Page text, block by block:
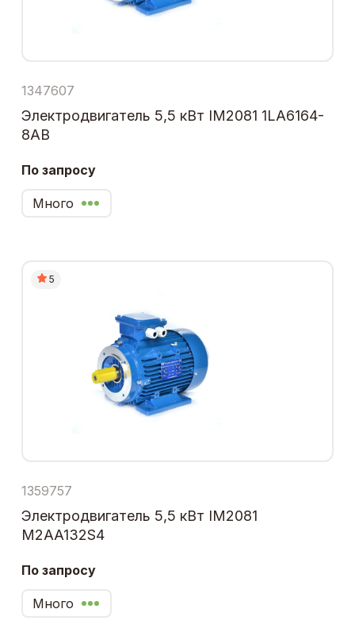
1347607
Электродвигатель 5,5 кВт IM2081 1LA6164-
8AB
По запросу
Много
5
1359757
Электродвигатель 5,5 кВт IM2081
M2AA132S4
По запросу
Много